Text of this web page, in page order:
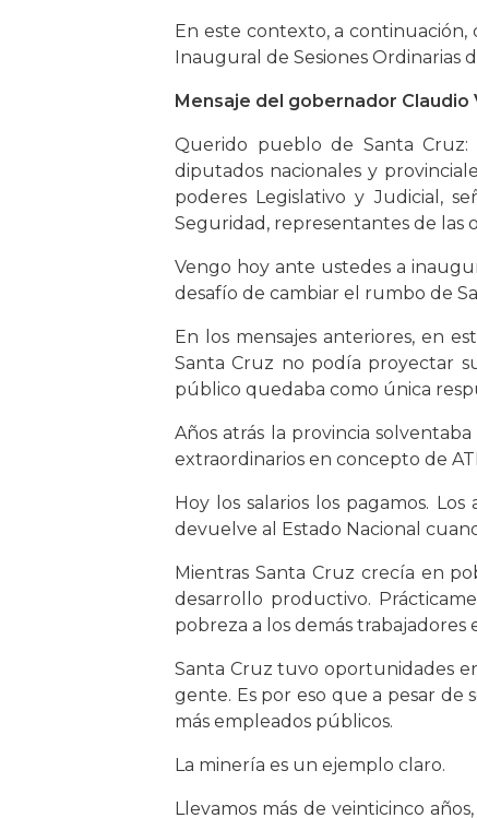
En este contexto, a continuación,
Inaugural de Sesiones Ordinarias
Mensaje del gobernador Claudio
Querido pueblo de Santa Cruz:
diputados nacionales y
poderes Legislativo y Judicial,
Seguridad, representantes de las
Vengo hoy ante ustedes a
desafío de cambiar el rumbo de
En los mensajes anteriores, en
Santa Cruz no podía proyectar
público quedaba como única
Años atrás la provincia
extraordinarios en concepto de
Hoy los salarios los pagamos.
devuelve al Estado Nacional
Mientras Santa Cruz crecía en
desarrollo productivo.
pobreza a los demás
Santa Cruz tuvo oportunidades
gente. Es por eso que a pesar de
más empleados públicos.
La minería es un ejemplo claro.
Llevamos más de veinticinco